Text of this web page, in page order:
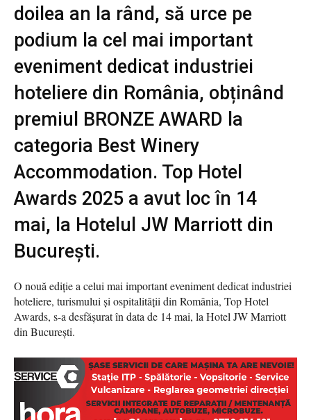
doilea an la rând, să urce pe
podium la cel mai important
eveniment dedicat industriei
hoteliere din România, obținând
premiul BRONZE AWARD la
categoria Best Winery
Accommodation. Top Hotel
Awards 2025 a avut loc în 14
mai, la Hotelul JW Marriott din
București.
O nouă ediție a celui mai important eveniment dedicat industriei
hoteliere, turismului și ospitalității din România, Top Hotel
Awards, s-a desfășurat în data de 14 mai, la Hotel JW Marriott
din București.